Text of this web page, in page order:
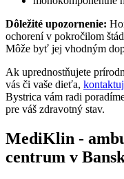
Dôležité upozornenie:
ochorení v pokročilom
Môže byť jej vhodným
Ak uprednostňujete
vás či vaše dieťa,
Bystrica vám radi
pre váš zdravotný stav.
MediKlin -
centrum v